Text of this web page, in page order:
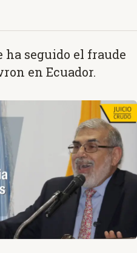
seguido el fraude
en Ecuador.